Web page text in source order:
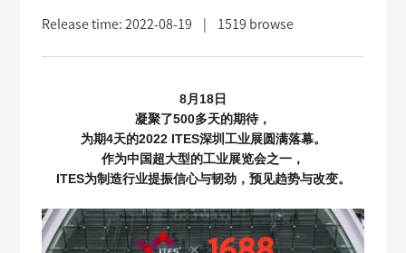
Release time: 2022-08-19 1519 browse
8月18日
凝聚了500多天的期待，
为期4天的2022 ITES深圳工业展圆满落幕。
作为中国超大型的工业展览会之一，
ITES为制造行业提振信心与韧劲，预见趋势与改变。